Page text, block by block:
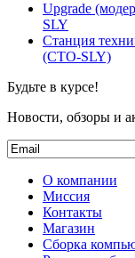
Upgrade
SLY
Станция
(СТО-SLY)
Будьте в курсе!
Новости, обзоры и
О компании
Миссия
Контакты
Магазин
Сборка